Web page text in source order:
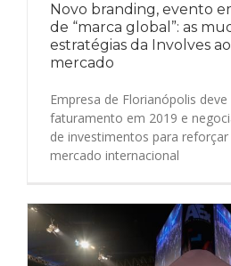
Novo branding, evento
de “marca global”: as
estratégias da Involves
mercado
Empresa de Florianópolis
faturamento em 2019 e
de investimentos para
mercado internacional